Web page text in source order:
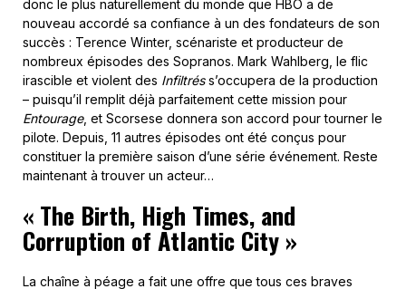
donc le plus naturellement du monde que HBO a de
nouveau accordé sa confiance à un des fondateurs de son
succès : Terence Winter, scénariste et producteur de
nombreux épisodes des Sopranos. Mark Wahlberg, le flic
irascible et violent des Infiltréss’occupera de la production
– puisqu’il remplit déjà parfaitement cette mission pour
Entourage, et Scorsese donnera son accord pour tourner le
pilote. Depuis, 11 autres épisodes ont été conçus pour
constituer la première saison d’une série événement. Reste
maintenant à trouver un acteur…
« The Birth, High Times, and
Corruption of Atlantic City »
La chaîne à péage a fait une offre que tous ces braves